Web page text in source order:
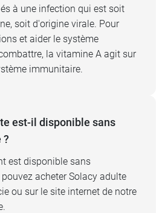
immunitaires, pensez
Echinacée Boiron
à une infection qui est soit
soit d'origine virale. Pour
et aider le système
la vitamine A agit sur
immunitaire.
est-il disponible sans
?
est disponible sans
acheter Solacy adulte
ou sur le site internet de notre